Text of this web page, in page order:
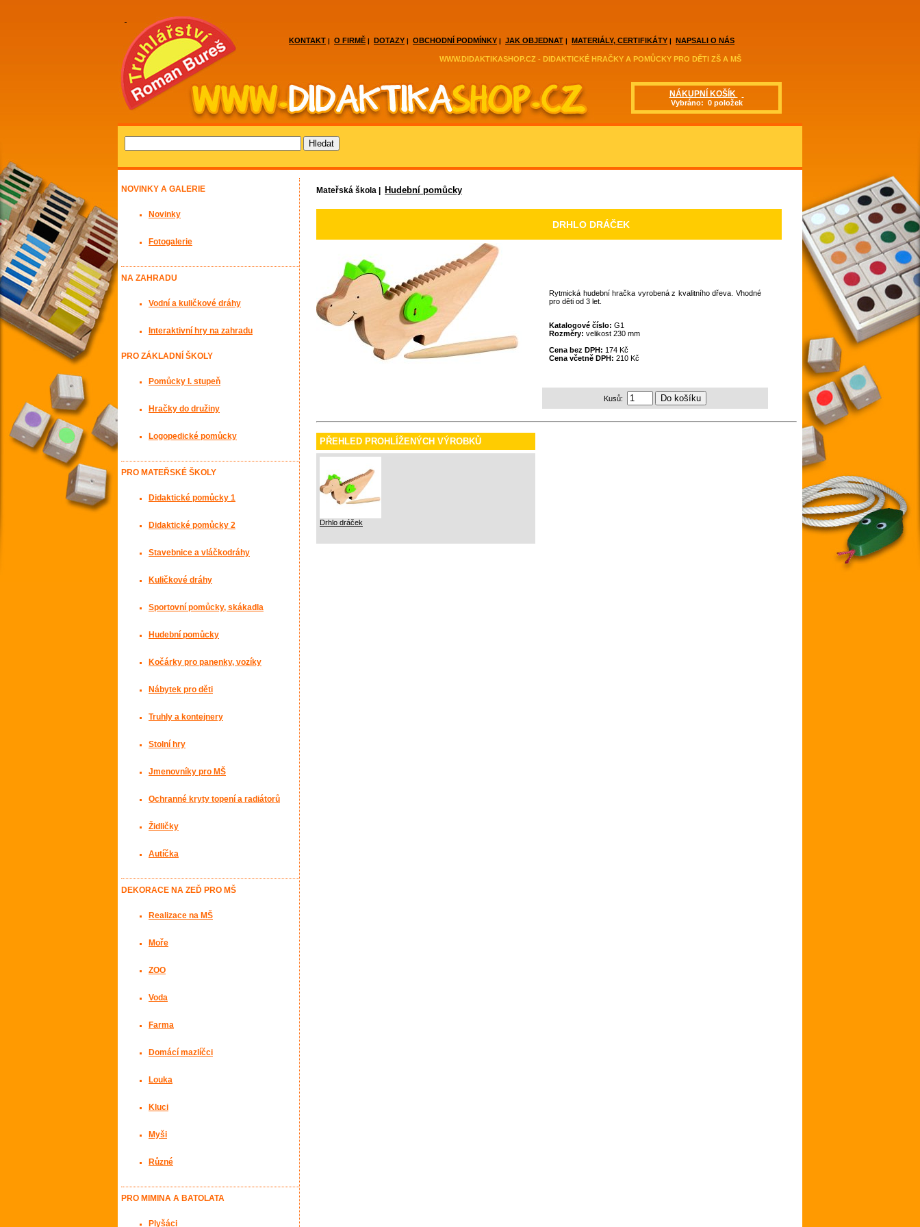
WWW.DIDAKTIKASHOP.CZ - DIDAKTICKÉ HRAČKY A POMŮCKY PRO DĚTI ZŠ A MŠ
KONTAKT | O FIRMĚ | DOTAZY | OBCHODNÍ PODMÍNKY | JAK OBJEDNAT | MATERIÁLY, CERTIFIKÁTY | NAPSALI O NÁS
NÁKUPNÍ KOŠÍK
Vybráno: 0 položek
Mateřská škola | Hudební pomůcky
DRHLO DRÁČEK
Rytmická hudební hračka vyrobená z kvalitního dřeva. Vhodné
pro děti od 3 let.
Katalogové číslo: G1
Rozměry: velikost 230 mm
Cena bez DPH: 174 Kč
Cena včetně DPH: 210 Kč
Kusů:
PŘEHLED PROHLÍŽENÝCH VÝROBKŮ
Drhlo dráček
NOVINKY A GALERIE
Novinky
Fotogalerie
NA ZAHRADU
Vodní a kuličkové dráhy
Interaktivní hry na zahradu
PRO ZÁKLADNÍ ŠKOLY
Pomůcky I. stupeň
Hračky do družiny
Logopedické pomůcky
PRO MATEŘSKÉ ŠKOLY
Didaktické pomůcky 1
Didaktické pomůcky 2
Stavebnice a vláčkodráhy
Kuličkové dráhy
Sportovní pomůcky, skákadla
Hudební pomůcky
Kočárky pro panenky, vozíky
Nábytek pro děti
Truhly a kontejnery
Stolní hry
Jmenovníky pro MŠ
Ochranné kryty topení a radiátorů
Židličky
Autíčka
DEKORACE NA ZEĎ PRO MŠ
Realizace na MŠ
Moře
ZOO
Voda
Farma
Domácí mazlíčci
Louka
Kluci
Myši
Různé
PRO MIMINA A BATOLATA
Plyšáci